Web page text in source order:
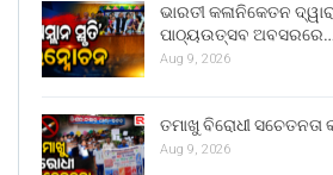
ଭାରତୀ କଳାନିକେତନ
ପାଠ୍ୟଉତ୍ସବ ଅବସରରେ…
Aug 9, 2026
ତମାଖୁ ବିରୋଧୀ ସଚେତନତା
Aug 9, 2026